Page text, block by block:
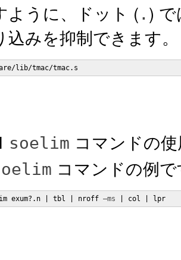
ように、ドット ( . )
みを抑制できます。
lib/tmac/tmac.s
soelim コマンドの
コマンドの例
exum?.n | tbl | nroff –ms | col | lpr